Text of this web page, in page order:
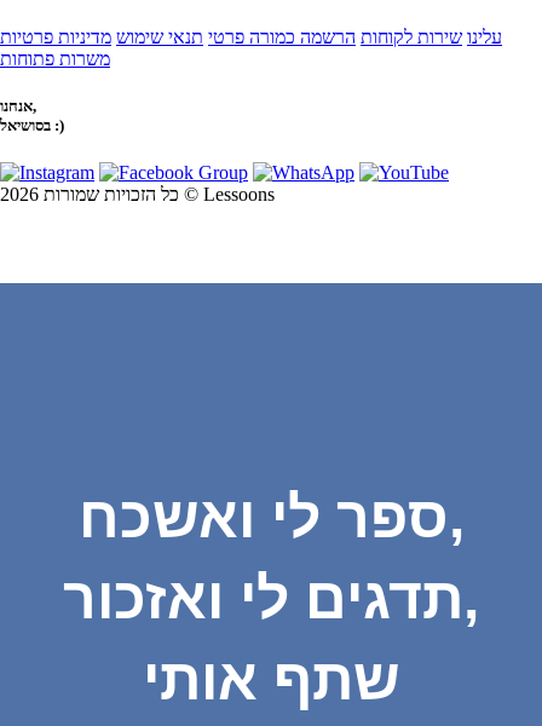
עלינו שירות לקוחות הרשמה כמורה פרטי תנאי שימוש מדיניות פרטיות
משרות פתוחות
אנחנו,
בסושיאל :)
כל הזכויות שמורות 2026 © Lessoons
ספר לי ואשכח,
תדגים לי ואזכור,
שתף אותי